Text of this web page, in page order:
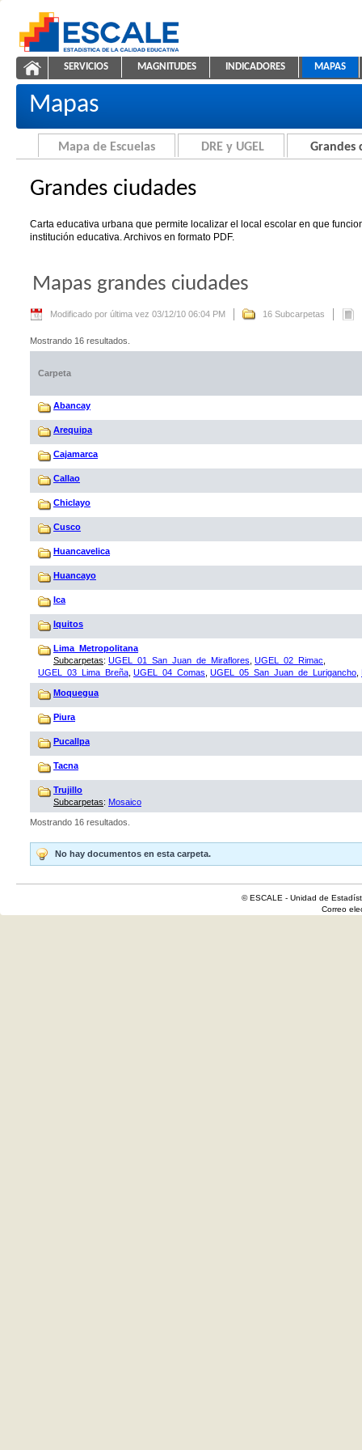
ESCALE - Unidad de Estadística Educativa
Grandes ciudades
NAVEGACIÓN
SERVICIOS MAGNITUDES INDICADORES MAPAS
Mapas
Mapa de Escuelas DRE y UGEL Grandes
Grandes ciudades
Carta educativa urbana que permite localizar el local escolar en que
institución educativa. Archivos en formato PDF.
Mapas grandes ciudades
Modificado por última vez 03/12/10 06:04 PM 16 Subcarpetas
Mostrando 16 resultados.
Carpeta
Abancay
Arequipa
Cajamarca
Callao
Chiclayo
Cusco
Huancavelica
Huancayo
Ica
Iquitos
Lima_Metropolitana
Subcarpetas: UGEL_01_San_Juan_de_Miraflores UGEL_02_Rimac
UGEL_03_Lima_Breña UGEL_04_Comas UGEL_05_San_Juan_de_Lurigancho
Moquegua
Piura
Pucallpa
Tacna
Trujillo
Subcarpetas: Mosaico
Mostrando 16 resultados.
No hay documentos en esta carpeta.
© ESCALE - Unidad de
Correo